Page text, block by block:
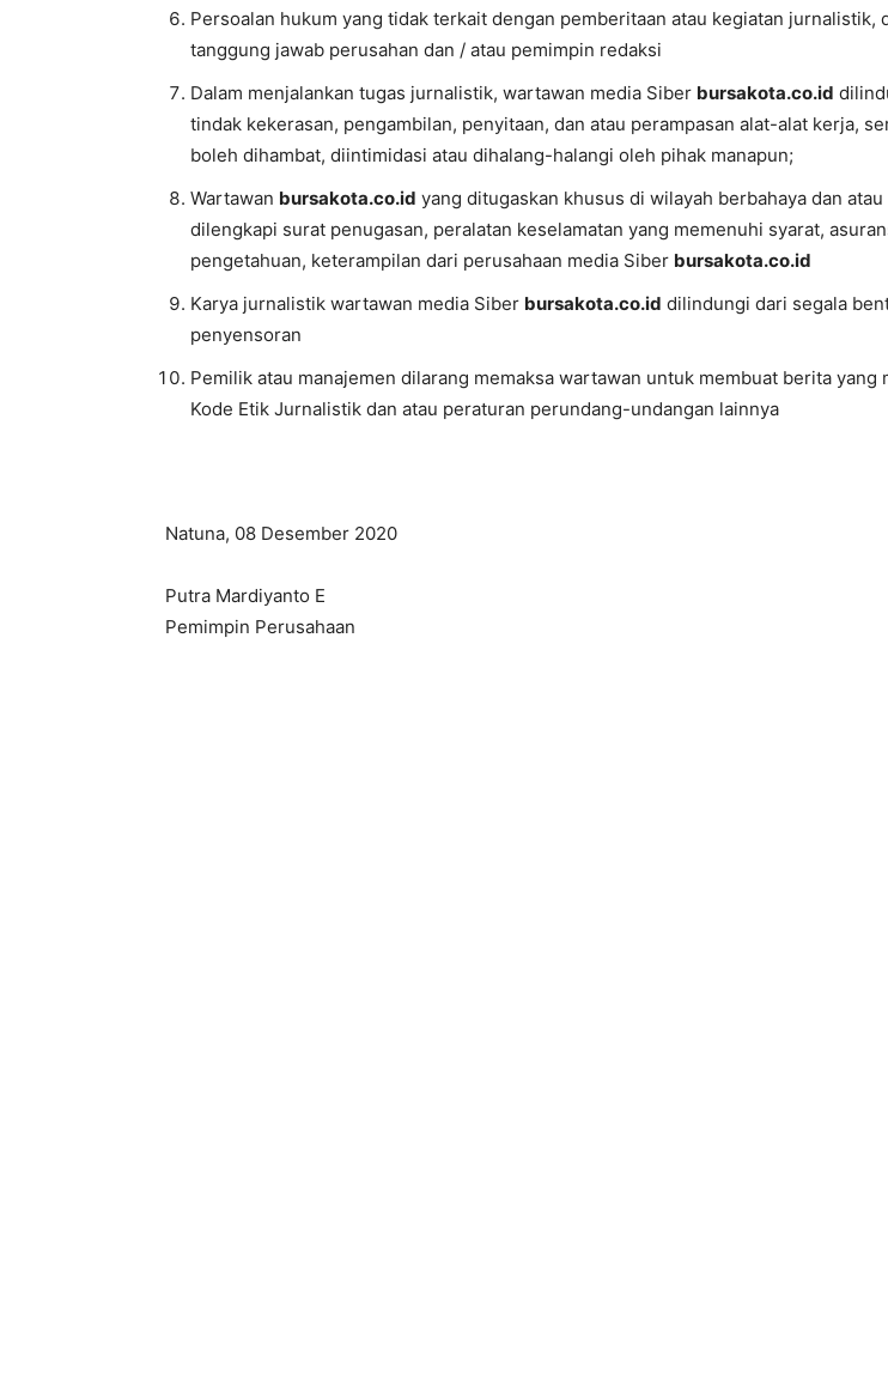
Persoalan hukum yang tidak terkait dengan pemberitaan atau kegiatan jurnalistik,
tanggung jawab perusahan dan / atau pemimpin redaksi
Dalam menjalankan tugas jurnalistik, wartawan media Siber bursakota.co.id
tindak kekerasan, pengambilan, penyitaan, dan atau perampasan alat-alat kerja,
boleh dihambat, diintimidasi atau dihalang-halangi oleh pihak manapun;
Wartawan bursakota.co.id yang ditugaskan khusus di wilayah berbahaya dan
dilengkapi surat penugasan, peralatan keselamatan yang memenuhi syarat,
pengetahuan, keterampilan dari perusahaan media Siber bursakota.co.id
Karya jurnalistik wartawan media Siber bursakota.co.id dilindungi dari segala
penyensoran
Pemilik atau manajemen dilarang memaksa wartawan untuk membuat berita yang
Kode Etik Jurnalistik dan atau peraturan perundang-undangan lainnya
Natuna, 08 Desember 2020
Putra Mardiyanto E
Pemimpin Perusahaan